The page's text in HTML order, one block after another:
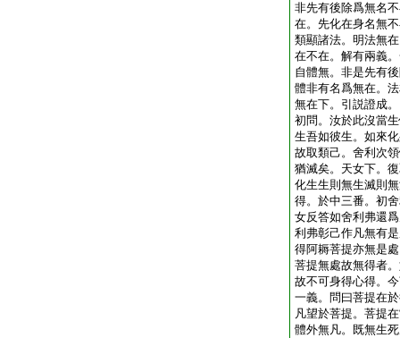
非先有後除爲無名
在。先化在身名無
類顯諸法。明法無
在不在。解有兩義
自體無。非是先有
體非有名爲無在。
無在下。引説證成
初問。汝於此沒當
生吾如彼生。如來
故取類己。舍利次
猶滅矣。天女下。
化生生則無生滅則
得。於中三番。初
女反答如舍利弗還
利弗彰己作凡無有
得阿耨菩提亦無是
菩提無處故無得者
故不可身得心得。
一義。問曰菩提在
凡望於菩提。菩提
體外無凡。既無生